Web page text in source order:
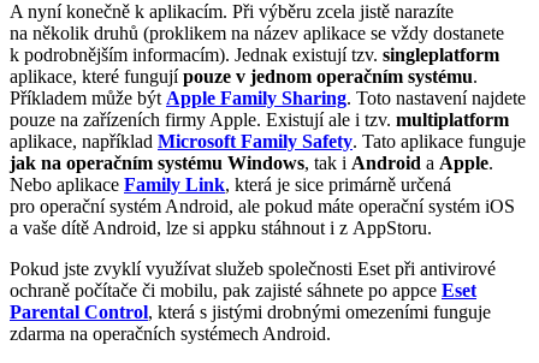
A nyní konečně k aplikacím. Při výběru zcela jistě narazíte
na několik druhů (proklikem na název aplikace se vždy dostanete
k podrobnějším informacím). Jednak existují tzv. singleplatform
aplikace, které fungujípouze v jednom operačním systému.
Příkladem může být Apple Family Sharing. Toto nastavení najdete
pouze na zařízeních firmy Apple. Existují ale i tzv. multiplatform
aplikace, například Microsoft Family Safety. Tato aplikace funguje
jak na operačním systému Windows, tak i Android a Apple.
Nebo aplikace Family Link, která je sice primárně určená
pro operační systém Android, ale pokud máte operační systém iOS
a vaše dítě Android, lze si appku stáhnout i z AppStoru.
Pokud jste zvyklí využívat služeb společnosti Eset při antivirové
ochraně počítače či mobilu, pak zajisté sáhnete po appce Eset
Parental Control, která s jistými drobnými omezeními funguje
zdarma na operačních systémech Android.